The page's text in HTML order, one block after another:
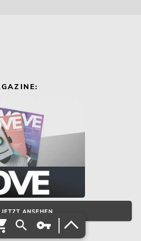
JETZT ANSEHEN